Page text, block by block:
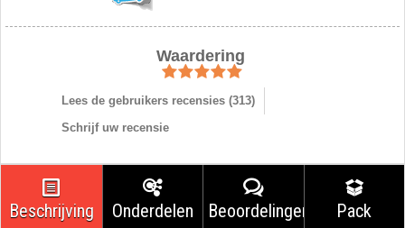
Waardering
Lees de gebruikers recensies (313)
Schrijf uw recensie
Beschrijving Onderdelen Beoordelingen Pack